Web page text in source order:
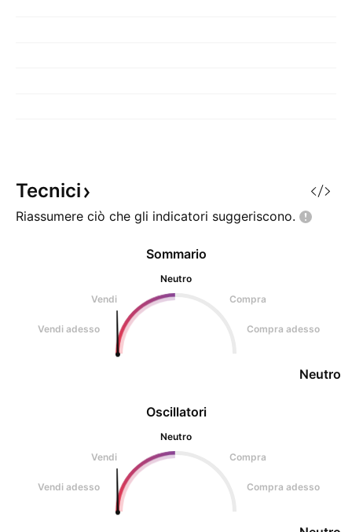
Tecnici
Riassumere ciò che gli indicatori suggeriscono.
Oscillatori
Neutro
Vendi
Compra
Vendi adesso Compra adesso
Sommario
Neutro
Vendi
Compra
Vendi adesso Compra adesso
Neutro